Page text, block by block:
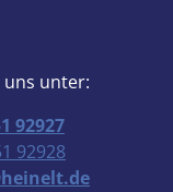
uns unter:
92927
92928